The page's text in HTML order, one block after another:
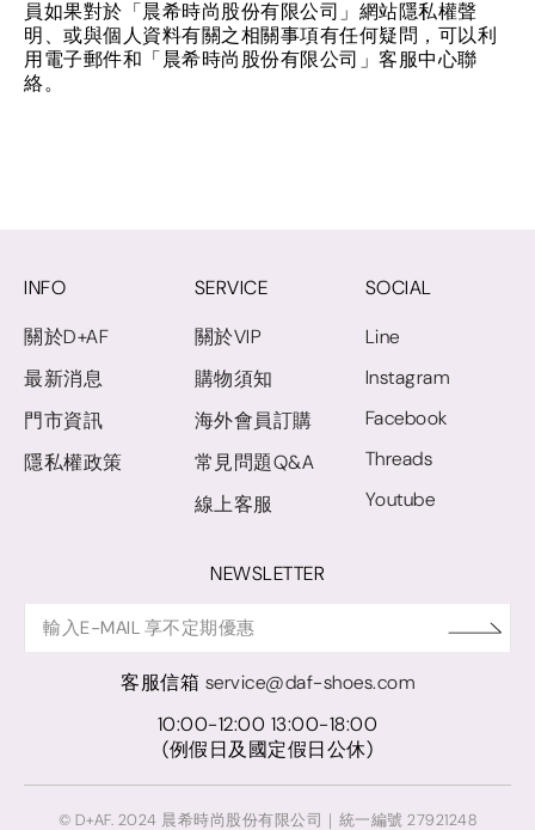
員如果對於「晨希時尚股份有限公司」網站隱私權聲
明、或與個人資料有關之相關事項有任何疑問，可以利
用電子郵件和「晨希時尚股份有限公司」客服中心聯
絡。
INFO
關於D+AF
最新消息
門市資訊
隱私權政策
SERVICE
關於VIP
購物須知
海外會員訂購
常見問題Q&A
線上客服
SOCIAL
Line
Instagram
Facebook
Threads
Youtube
NEWSLETTER
客服信箱 service@daf-shoes.com
10:00-12:00 13:00-18:00
(例假日及國定假日公休)
© D+AF. 2024 晨希時尚股份有限公司｜統一編號 27921248